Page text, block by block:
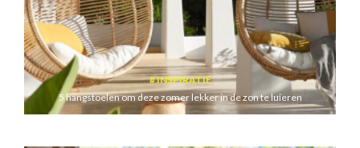
INSPIRATIE
5 hangstoelen om deze zomer lekker in de zon te luieren